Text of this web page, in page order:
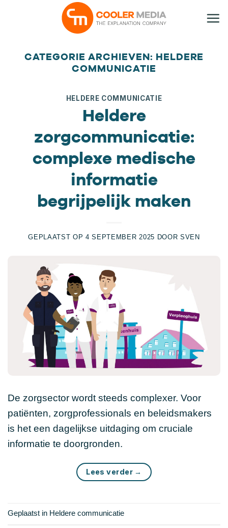
CATEGORIE ARCHIEVEN: HELDERE
COMMUNICATIE
HELDERE COMMUNICATIE
Heldere
zorgcommunicatie:
complexe medische
informatie
begrijpelijk maken
GEPLAATST OP4 SEPTEMBER 2025 DOOR SVEN
De zorgsector wordt steeds complexer. Voor
patiënten, zorgprofessionals en beleidsmakers
is het een dagelijkse uitdaging om cruciale
informatie te doorgronden.
Lees verder →
Geplaatst in Heldere communicatie